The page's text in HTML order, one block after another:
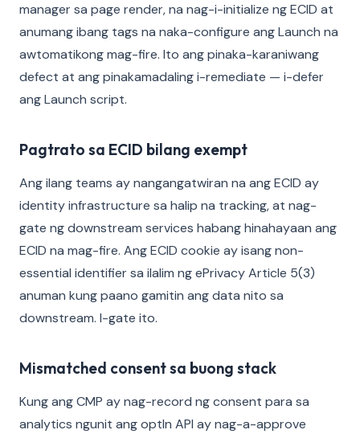
manager sa page render, na nag-i-initialize ng ECID at
anumang ibang tags na naka-configure ang Launch na
awtomatikong mag-fire. Ito ang pinaka-karaniwang
defect at ang pinakamadaling i-remediate — i-defer
ang Launch script.
Pagtrato sa ECID bilang exempt
Ang ilang teams ay nangangatwiran na ang ECID ay
identity infrastructure sa halip na tracking, at nag-
gate ng downstream services habang hinahayaan ang
ECID na mag-fire. Ang ECID cookie ay isang non-
essential identifier sa ilalim ng ePrivacy Article 5(3)
anuman kung paano gamitin ang data nito sa
downstream. I-gate ito.
Mismatched consent sa buong stack
Kung ang CMP ay nag-record ng consent para sa
analytics ngunit ang optIn API ay nag-a-approve